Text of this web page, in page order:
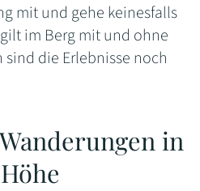
mit und gehe keinesfalls
im Berg mit und ohne
sind die Erlebnisse noch
in